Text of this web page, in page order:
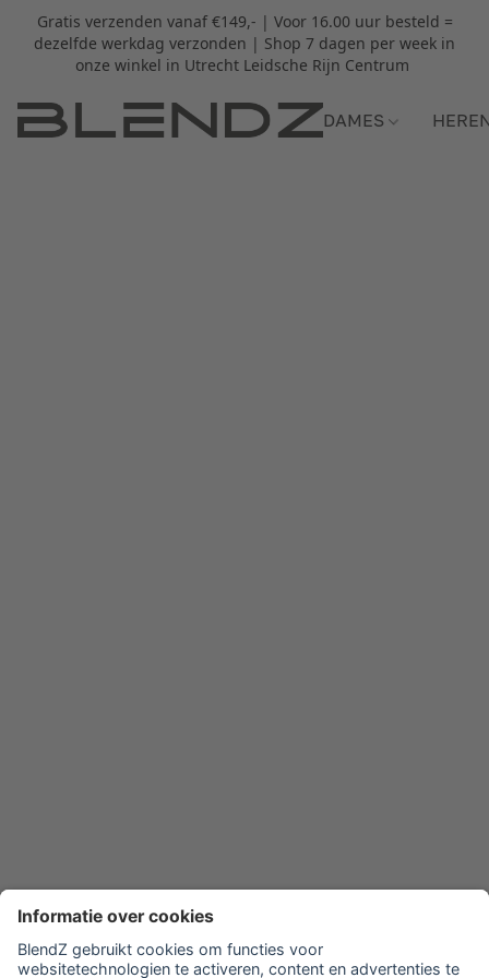
Gratis verzenden vanaf €149,- | Voor 16.00 uur besteld =
dezelfde werkdag verzonden | Shop 7 dagen per week in
onze winkel in Utrecht Leidsche Rijn Centrum
DAMES